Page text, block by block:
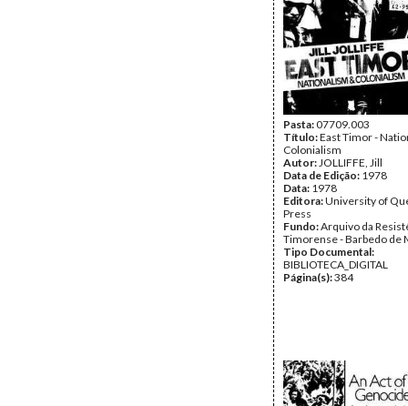
Pasta:07709.003
Título:East Timor -
Colonialism
Autor:JOLLIFFE, Jill
Data de Edição: 1978
Data: 1978
Editora:University of
Press
Fundo:Arquivo da
Timorense - Barbedo de
Tipo Documental:
BIBLIOTECA_DIGITAL
Página(s):384